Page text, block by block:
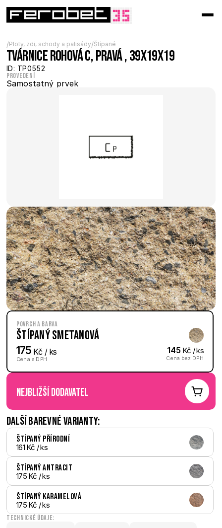
/Ploty, zdi, schody a palisády/Štípané
Tvárnice rohová C, pravá , 39x19x19
ID: TP0552
Provedení
Samostatný prvek
Povrch a barva
Štípaný Smetanová
175 Kč / ks
Cena s DPH
145 Kč / ks
Cena bez DPH
nejbližší dodavatel
Další barevné varianty:
Štípaný Přírodní
161 Kč / ks
Štípaný Antracit
175 Kč / ks
Štípaný Karamelová
175 Kč / ks
Technické údaje: